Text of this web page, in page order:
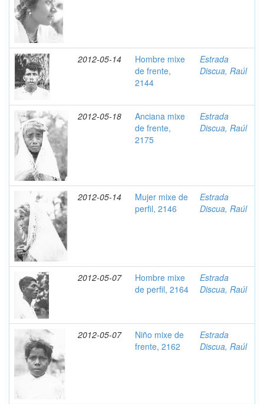
2012-05-14
Hombre mixe
de frente,
2144
Estrada
Discua, Raúl
2012-05-18
Anciana mixe
de frente,
2175
Estrada
Discua, Raúl
2012-05-14
Mujer mixe de
perfil, 2146
Estrada
Discua, Raúl
2012-05-07
Hombre mixe
de perfil, 2164
Estrada
Discua, Raúl
2012-05-07
Niño mixe de
frente, 2162
Estrada
Discua, Raúl